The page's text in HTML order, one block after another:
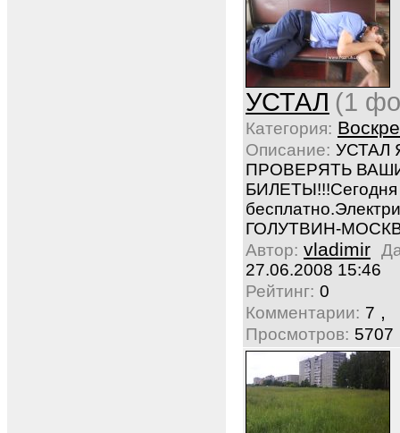
УСТАЛ (1
Категория:
Описание: УСТАЛ
ПРОВЕРЯТЬ
БИЛЕТЫ!!!Сегодня
ГОЛУТВИН-
Автор: vladimir
27.06.2008 15:46
Рейтинг: 0
Комментарии: 7 ,
Просмотров: 5707